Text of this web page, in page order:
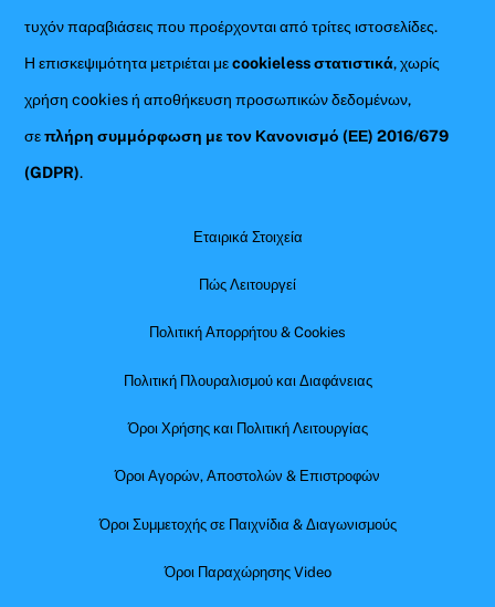
τυχόν παραβιάσεις που προέρχονται από τρίτες ιστοσελίδες.
Η επισκεψιμότητα μετριέται μεcookieless στατιστικά, χωρίς
χρήση cookies ή αποθήκευση προσωπικών δεδομένων,
σεπλήρη συμμόρφωση με τον Κανονισμό (ΕΕ) 2016/679
(GDPR).
Εταιρικά Στοιχεία
Πώς Λειτουργεί
Πολιτική Απορρήτου & Cookies
Πολιτική Πλουραλισμού και Διαφάνειας
Όροι Χρήσης και Πολιτική Λειτουργίας
Όροι Αγορών, Αποστολών & Επιστροφών
Όροι Συμμετοχής σε Παιχνίδια & Διαγωνισμούς
Όροι Παραχώρησης Video